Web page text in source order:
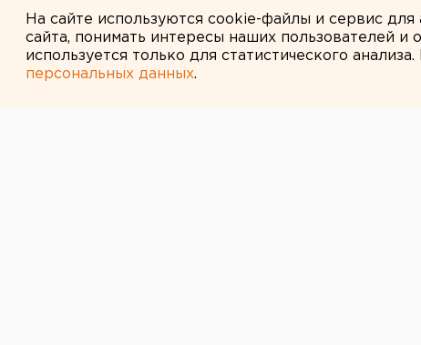
На сайте используются cookie-файлы и сервис
сайта, понимать интересы наших пользователей
используется только для статистического
персональных данных.